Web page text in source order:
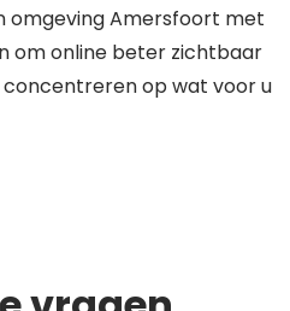
omgeving Amersfoort met
om online beter zichtbaar
concentreren op wat voor u